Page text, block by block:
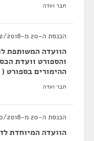
חבר ועדה
הכנסת ה-20 מ-19/12/2018 עד 30/04/2019
הוועדה המשותפת
והספורט וועדת
ההימורים בספורט ( תיקון
חבר ועדה
הכנסת ה-20 מ-16/10/2018 עד 30/04/2019
הוועדה המיוחדת